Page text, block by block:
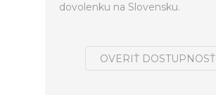
dovolenku na Slovensku.
OVERIŤ DOSTUPNOSŤ